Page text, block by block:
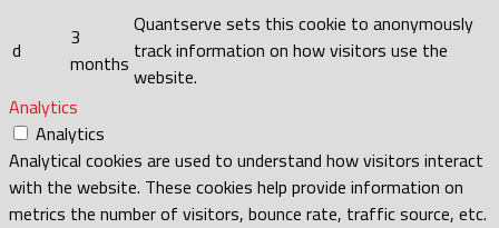
d
3
months
Quantserve sets this cookie to anonymously
track information on how visitors use the
website.
Analytics
Analytics
Analytical cookies are used to understand how visitors interact
with the website. These cookies help provide information on
metrics the number of visitors, bounce rate, traffic source, etc.